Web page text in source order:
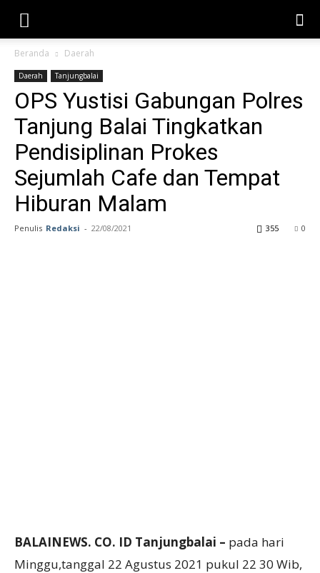
Beranda Daerah
Daerah Tanjungbalai
OPS Yustisi Gabungan Polres
Tanjung Balai Tingkatkan
Pendisiplinan Prokes
Sejumlah Cafe dan Tempat
Hiburan Malam
Penulis Redaksi - 22/08/2021 0
355
BALAINEWS. CO. ID Tanjungbalai – pada hari
Minggu,tanggal 22 Agustus 2021 pukul 22 30 Wib,